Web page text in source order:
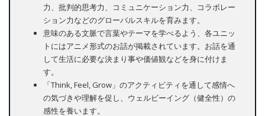
力、批判的思考力、コミュニケーション力、コラボレー
ション力などのグローバルスキルを育みます。
意味のある文脈で言葉やテーマを学べるよう、各ユニッ
トにはアニメ形式のお話が掲載されています。お話を通
して生活に必要な決まり事や価値観などを身に付けま
す。
「Think, Feel, Grow」のアクティビティを通して感情へ
の気づきや理解を促し、ウェルビーイング（健全性）の
感性を養います。